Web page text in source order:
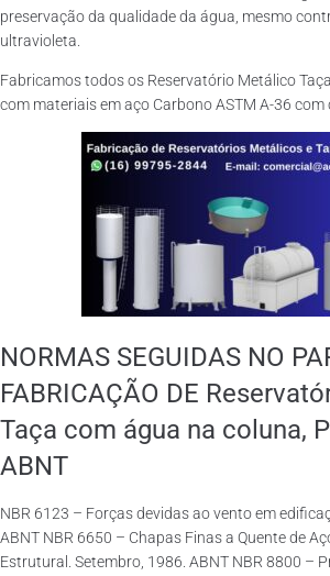
preservação da qualidade da água, mesmo
ultravioleta.
Fabricamos todos os Reservatório Metálico
com materiais em aço Carbono ASTM A-36 com
NORMAS SEGUIDAS NO
FABRICAÇÃO DE
Taça com água na coluna,
ABNT
NBR 6123 – Forças devidas ao vento em
ABNT NBR 6650 – Chapas Finas a Quente de
Estrutural. Setembro, 1986. ABNT NBR 8800 –